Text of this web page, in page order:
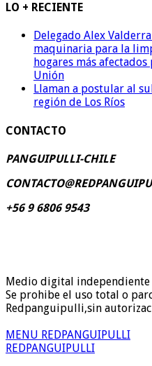
LO + RECIENTE
Delegado Alex
maquinaria para la
hogares más
Unión
Llaman a postular al
región de Los Ríos
CONTACTO
PANGUIPULLI-CHILE
+56 9 6806 9543
Medio digital
Se prohibe el uso total o
Redpanguipulli,sin
MENU REDPANGUIPULLI
REDPANGUIPULLI